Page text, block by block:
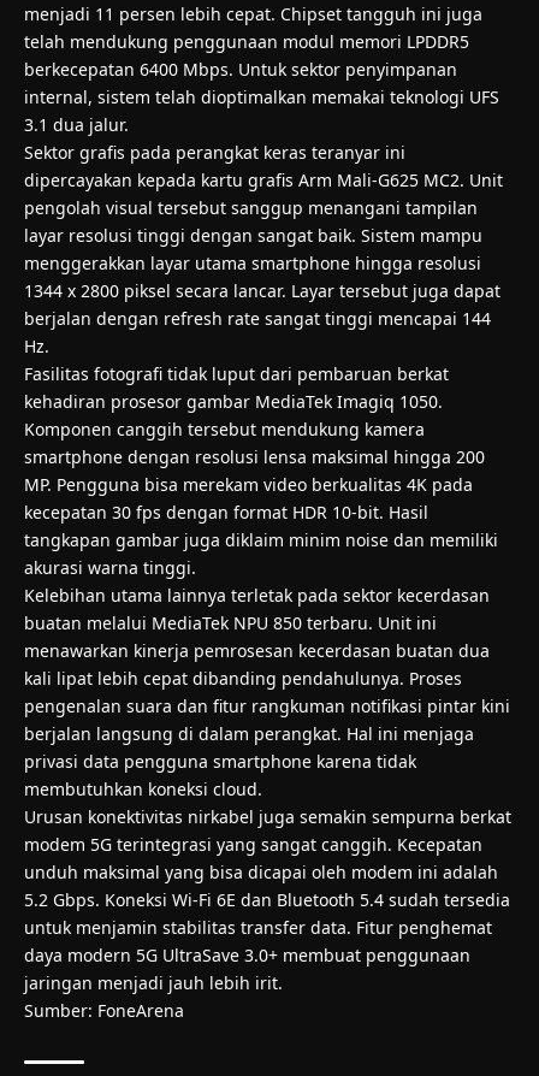
menjadi 11 persen lebih cepat. Chipset tangguh ini juga
telah mendukung penggunaan modul memori LPDDR5
berkecepatan 6400 Mbps. Untuk sektor penyimpanan
internal, sistem telah dioptimalkan memakai teknologi UFS
3.1 dua jalur.
Sektor grafis pada perangkat keras teranyar ini
dipercayakan kepada kartu grafis Arm Mali-G625 MC2. Unit
pengolah visual tersebut sanggup menangani tampilan
layar resolusi tinggi dengan sangat baik. Sistem mampu
menggerakkan layar utama smartphone hingga resolusi
1344 x 2800 piksel secara lancar. Layar tersebut juga dapat
berjalan dengan refresh rate sangat tinggi mencapai 144
Hz.
Fasilitas fotografi tidak luput dari pembaruan berkat
kehadiran prosesor gambar MediaTek Imagiq 1050.
Komponen canggih tersebut mendukung kamera
smartphone dengan resolusi lensa maksimal hingga 200
MP. Pengguna bisa merekam video berkualitas 4K pada
kecepatan 30 fps dengan format HDR 10-bit. Hasil
tangkapan gambar juga diklaim minim noise dan memiliki
akurasi warna tinggi.
Kelebihan utama lainnya terletak pada sektor kecerdasan
buatan melalui MediaTek NPU 850 terbaru. Unit ini
menawarkan kinerja pemrosesan kecerdasan buatan dua
kali lipat lebih cepat dibanding pendahulunya. Proses
pengenalan suara dan fitur rangkuman notifikasi pintar kini
berjalan langsung di dalam perangkat. Hal ini menjaga
privasi data pengguna smartphone karena tidak
membutuhkan koneksi cloud.
Urusan konektivitas nirkabel juga semakin sempurna berkat
modem 5G terintegrasi yang sangat canggih. Kecepatan
unduh maksimal yang bisa dicapai oleh modem ini adalah
5.2 Gbps. Koneksi Wi-Fi 6E dan Bluetooth 5.4 sudah tersedia
untuk menjamin stabilitas transfer data. Fitur penghemat
daya modern 5G UltraSave 3.0+ membuat penggunaan
jaringan menjadi jauh lebih irit.
Sumber: FoneArena